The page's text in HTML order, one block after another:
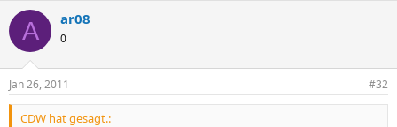
their social networks. Either way, there's no lost sale,
and ironically, a sale could eventually result that
would not have done so otherwise from someone
becoming locked into an application and later going
for a paid and supported newer version.
c
i
s
:
A ar08
0
Jan 26, 2011 #32
CDW hat gesagt.: